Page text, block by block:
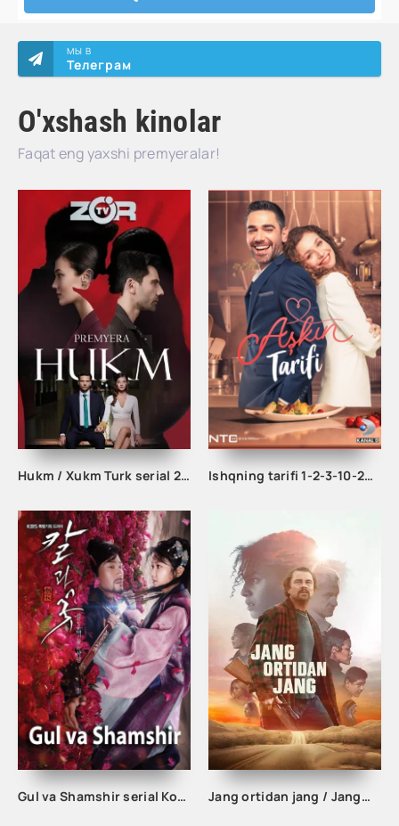
O'xshash kinolar
Faqat eng yaxshi premyeralar!
МЫ В
Телеграм
Hukm / Xukm Turk serial 203. 204. 205. 206. 207. 208. 209. 210. 211. 212. 213. 214. 215 Qism Uzbek tilida Hukim Xukim Barcha qismlari Ishqning tarifi 1-2-3-10-20-30-40-50-60-70-100 qism turk serial Uzbek tilida Barcha qismlar
Gul va Shamshir serial Korea Barcha qismlar Uzbek tilida / Гул ва Шамшир сериал Кореа Барча қисмлар Узбек тилида Jang ortidan jang / Jangma jang Premyera 2025 Uzbek tilida O'zbekcha tarjima kino Full HD tas-ix skachat